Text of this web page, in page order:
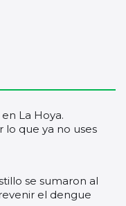
La Hoya.
lo que ya no uses
se sumaron al
el dengue